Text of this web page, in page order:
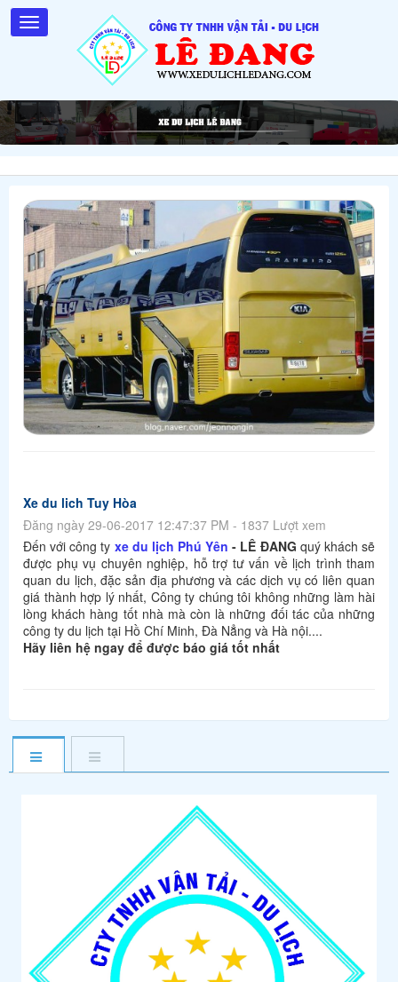
Xe du lich Tuy Hòa
Đăng ngày 29-06-2017 12:47:37 PM - 1837 Lượt xem
Đến với công ty xe du lịch Phú Yên - LÊ ĐANG quý khách sẽ
được phụ vụ chuyên nghiệp, hỗ trợ tư vấn về lịch trình tham
quan du lịch, đặc sản địa phương và các dịch vụ có liên quan
giá thành hợp lý nhất, Công ty chúng tôi không những làm hài
lòng khách hàng tốt nhà mà còn là những đối tác của những
công ty du lịch tại Hồ Chí Minh, Đà Nẳng và Hà nội....
Hãy liên hệ ngay để được báo giá tốt nhất